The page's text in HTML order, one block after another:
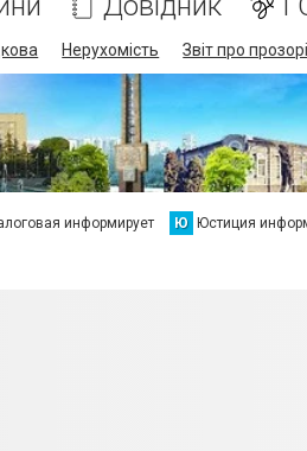
Нерухомість Звіт про
информирует Ю Юстиция